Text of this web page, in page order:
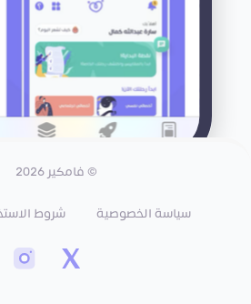
© فامكير 2026
سياسة الخصوصية شروط